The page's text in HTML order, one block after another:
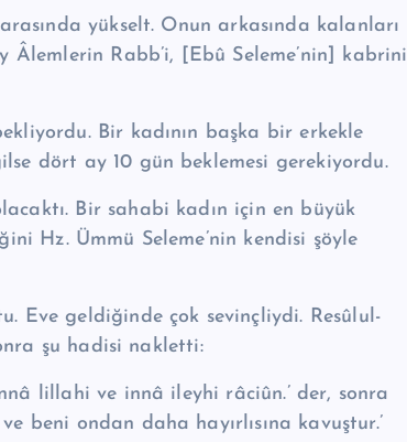
yükselt. Onun arkasında kalanları
Rabb’i, [Ebû Seleme’nin] kabrini
Bir ka­dının başka bir erkekle
dört ay 10 gün beklemesi gerekiyordu.
Bir sahabi kadın için en büyük
Hz. Ümmü Seleme’nin kendisi şöyle
Eve geldiğin­de çok sevinçliydi. Re­sû­lul­
şu hadisi nakletti:
lillahi ve innâ ileyhi râciûn.’ der, sonra
beni ondan daha hayırlısına kavuştur.’